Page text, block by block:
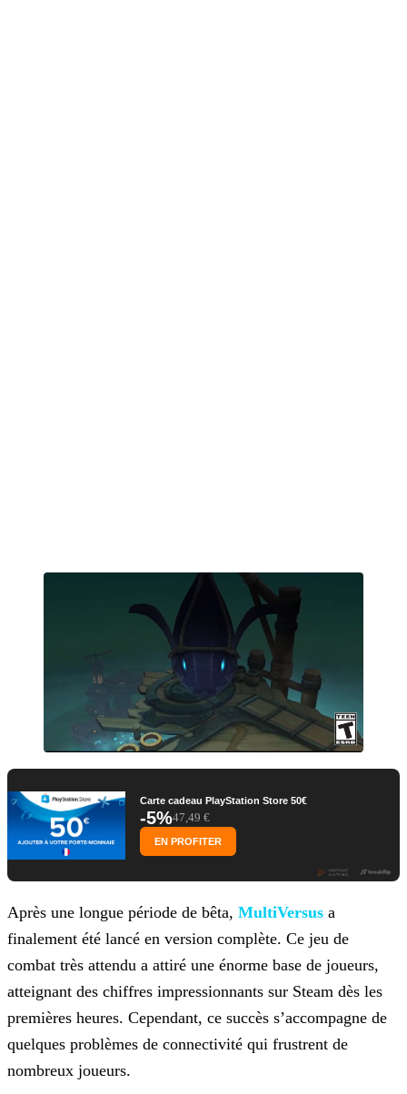
Carte cadeau PlayStation Store 50€
-5%47,49 €
EN PROFITER
Après une longue période de bêta, MultiVersus a
finalement été lancé en version complète. Ce jeu de
combat très attendu a attiré une énorme base de joueurs,
atteignant des chiffres impressionnants sur Steam dès les
premières heures. Cependant, ce succès s’accompagne de
quelques problèmes de connectivité qui frustrent de
nombreux joueurs.